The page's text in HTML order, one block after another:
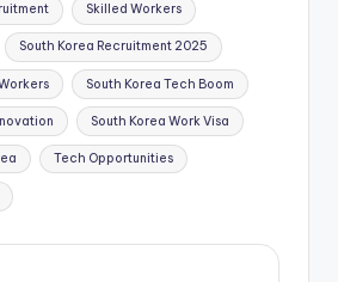
Skilled Workers
South Korea Recruitment 2025
South Korea Tech Boom
South Korea Work Visa
Tech Opportunities